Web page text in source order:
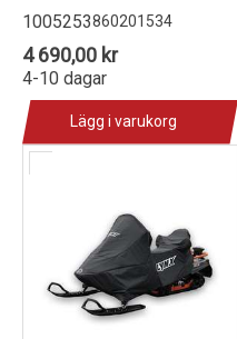
1005253860201534
4 690,00 kr
4-10 dagar
Lägg i varukorg